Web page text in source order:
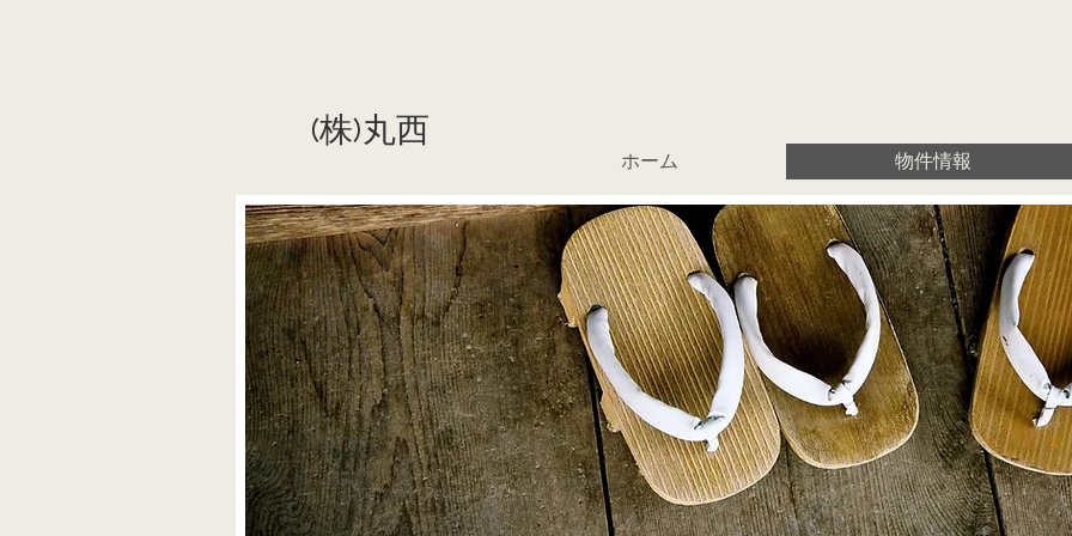
(株)丸西
ホーム 物件情報